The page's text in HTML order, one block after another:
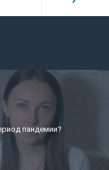
пандемии?